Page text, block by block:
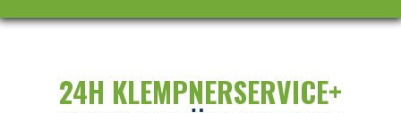
24H KLEMPNERSERVICE+